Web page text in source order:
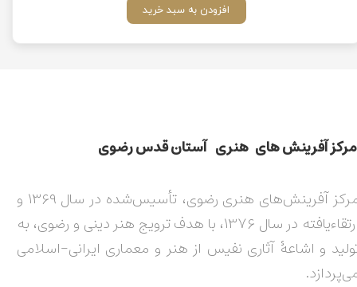
افزودن به سبد خرید
مركز آفرينش های هنری آستان قدس رضوی​​​​​​​​​​​​​​
مرکز آفرینش‌های هنری رضوی، تأسیس‌شده در سال ۱۳۶۹ و
ارتقاءیافته در سال ۱۳۷۶، با هدف ترویج هنر دینی و رضوی، به
و اشاعۀ آثاری نفیس از هنر و معماری ایرانی-اسلامی